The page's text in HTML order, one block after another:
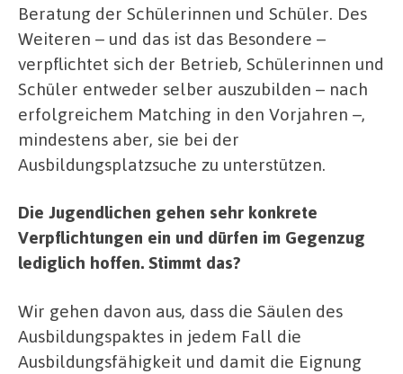
Beratung der Schülerinnen und Schüler. Des
Weiteren – und das ist das Besondere –
verpflichtet sich der Betrieb, Schülerinnen und
Schüler entweder selber auszubilden – nach
erfolgreichem Matching in den Vorjahren –,
mindestens aber, sie bei der
Ausbildungsplatzsuche zu unterstützen.
Die Jugendlichen gehen sehr konkrete
Verpflichtungen ein und dürfen im Gegenzug
lediglich hoffen. Stimmt das?
Wir gehen davon aus, dass die Säulen des
Ausbildungspaktes in jedem Fall die
Ausbildungsfähigkeit und damit die Eignung